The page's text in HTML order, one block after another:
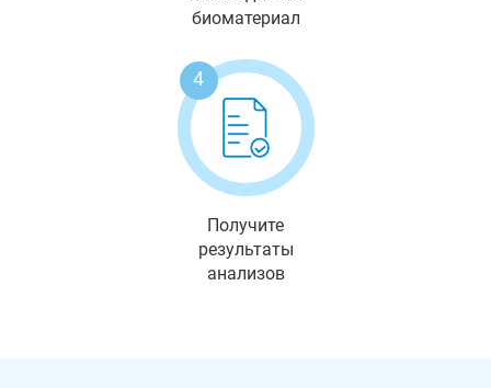
биоматериал
4
Получите
результаты
анализов